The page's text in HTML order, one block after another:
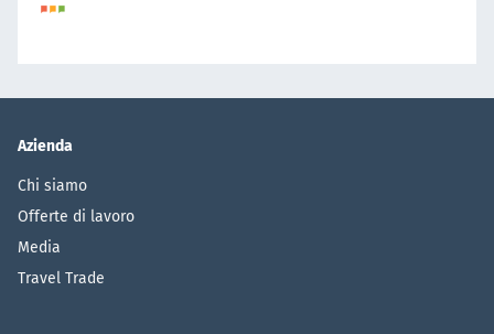
Azienda
Chi siamo
Offerte di lavoro
Media
Travel Trade